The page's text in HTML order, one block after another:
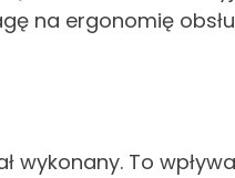
na ergonomię
wykonany. To